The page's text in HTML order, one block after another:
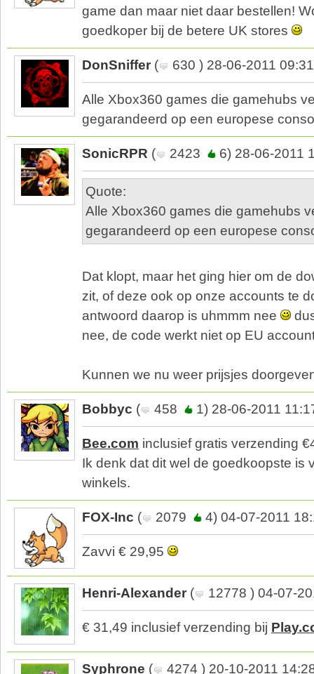
game dan maar niet daar bestellen!
goedkoper bij de betere UK stores
DonSniffer ( 630 ) 28-06-2011 09:31
Alle Xbox360 games die gamehubs
gegarandeerd op een europese
SonicRPR ( 2423 6) 28-06-2011
Quote:
Alle Xbox360 games die gamehubs
gegarandeerd op een europese
Dat klopt, maar het ging hier om de
zit, of deze ook op onze accounts te
antwoord daarop is uhmmm nee
nee, de code werkt niet op EU
Kunnen we nu weer prijsjes
Bobbyc ( 458 1) 28-06-2011
Bee.com inclusief gratis verzending
Ik denk dat dit wel de goedkoopste is
winkels.
FOX-Inc ( 2079 4) 04-07-2011
Zavvi € 29,95
Henri-Alexander ( 12778 ) 04-07-
€ 31,49 inclusief verzending bij
Syphrone ( 4274 ) 20-10-2011